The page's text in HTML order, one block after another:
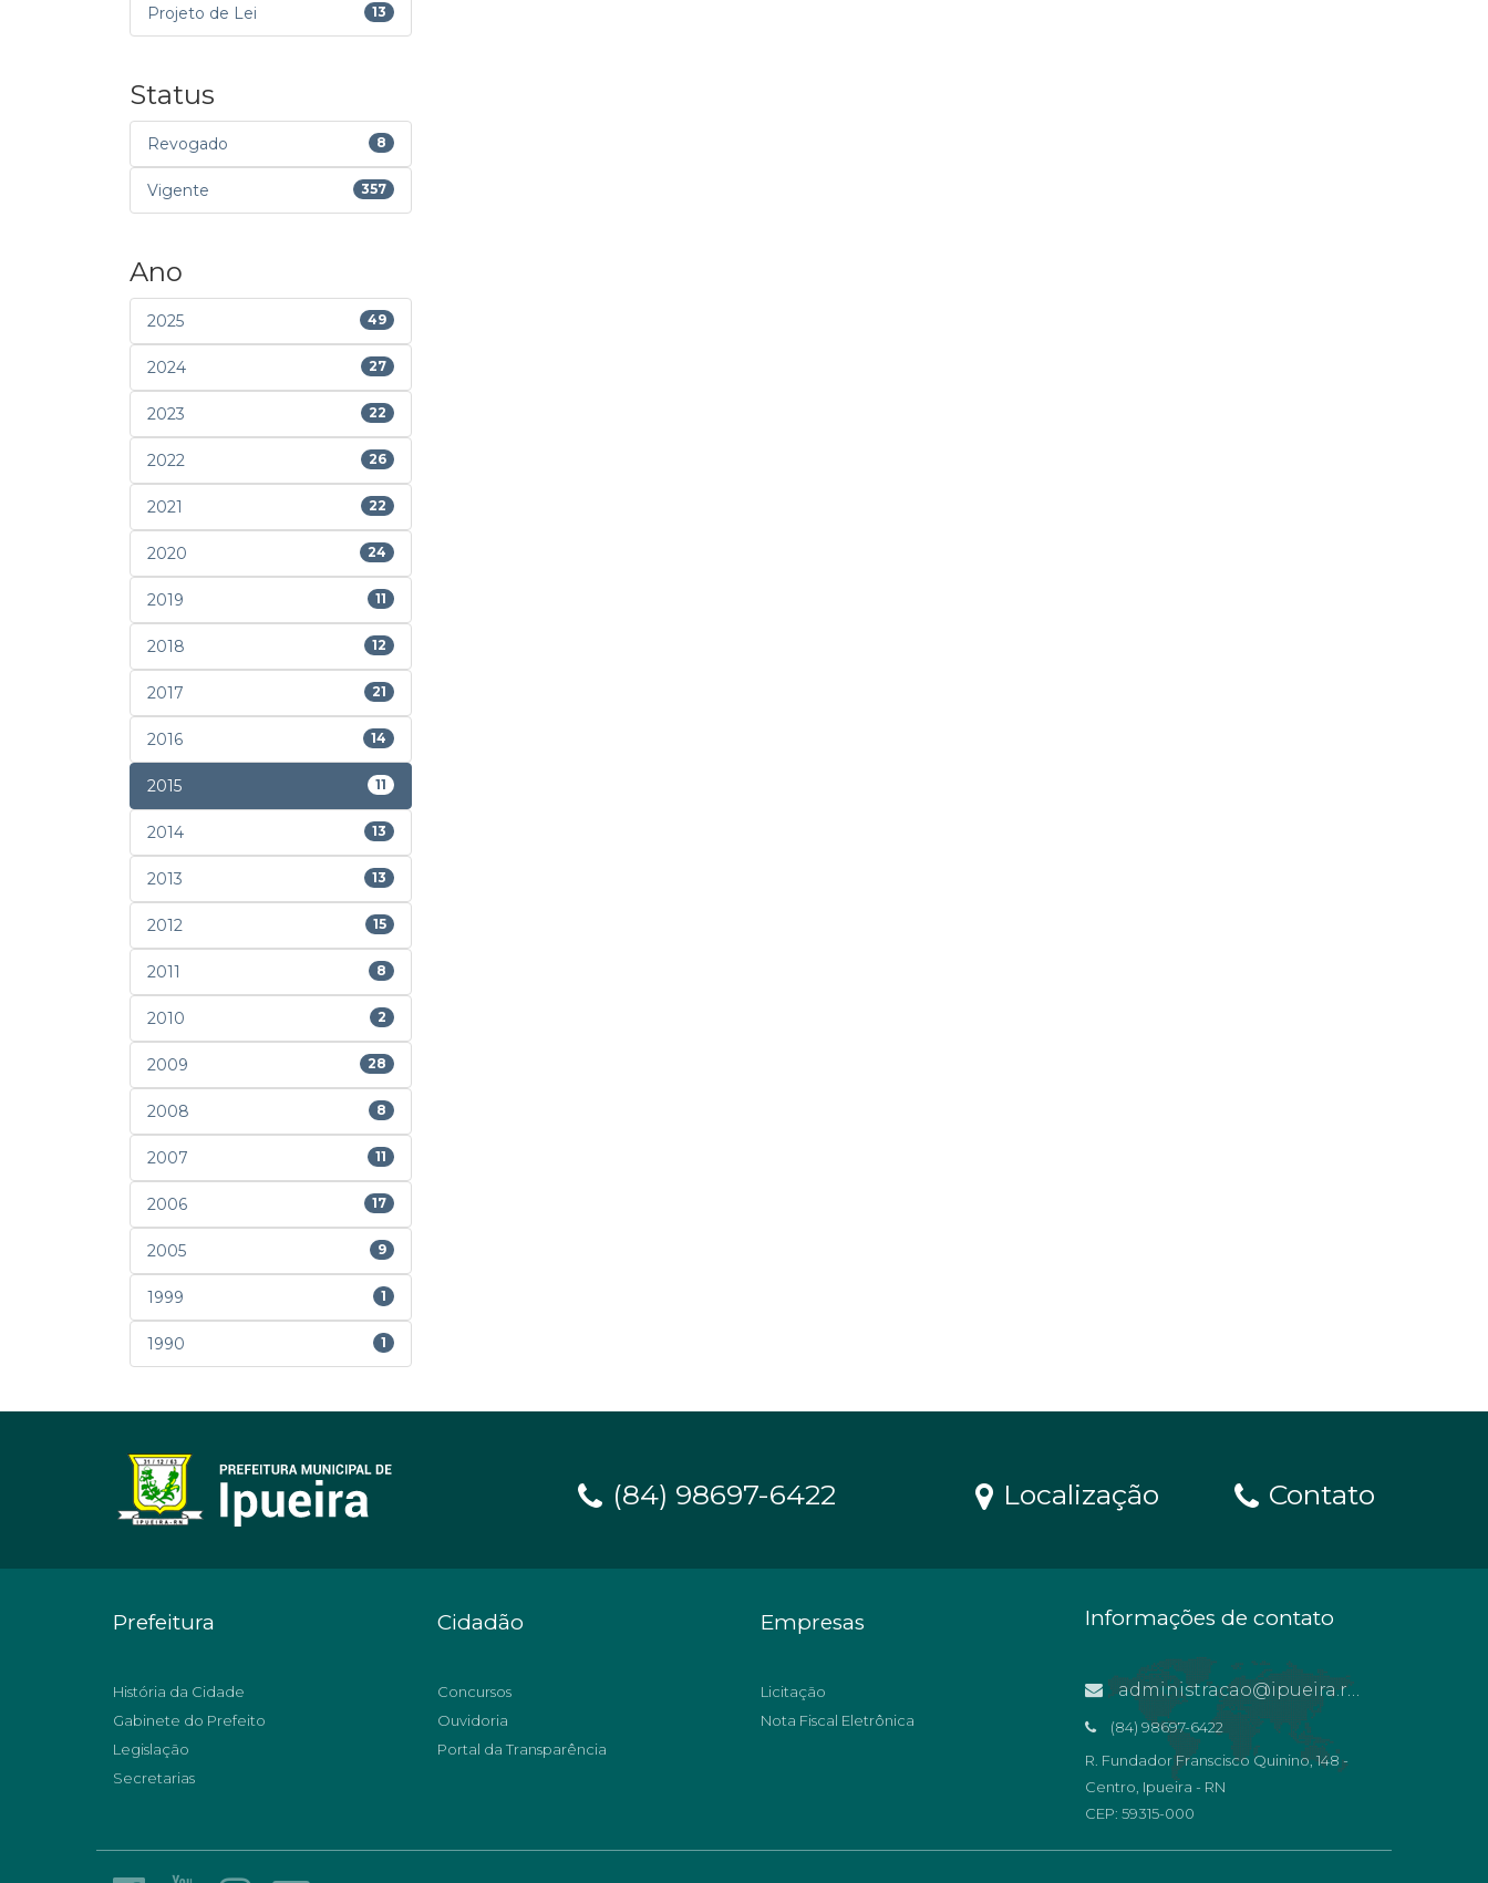
Projeto de Lei 13
Status
Revogado 8
Vigente 357
Ano
2025 49
2024 27
2023 22
2022 26
2021 22
2020 24
2019 11
2018 12
2017 21
2016 14
2015 11
2014 13
2013 13
2012 15
2011 8
2010 2
2009 28
2008 8
2007 11
2006 17
2005 9
1999 1
1990 1
(84) 98697-6422 Localização Contato
Prefeitura
História da Cidade
Gabinete do Prefeito
Legislação
Secretarias
Cidadão
Concursos
Ouvidoria
Portal da Transparência
Empresas
Licitação
Nota Fiscal Eletrônica
Informações de contato
administracao@ipueira.rn.gov.br
(84) 98697-6422
R. Fundador Franscisco Quinino, 148 -
Centro, Ipueira - RN
CEP: 59315-000